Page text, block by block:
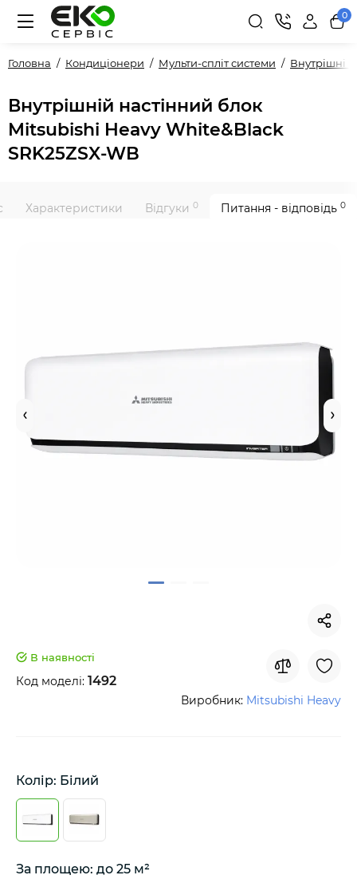
0
Головна Кондиціонери Мульти-спліт системи Внутрішні
Внутрішній настінний блок
Mitsubishi Heavy White&Black
SRK25ZSX-WB
Характеристики Відгуки 0 Питання - відповідь 0
В наявності
Код моделі: 1492
Виробник: Mitsubishi Heavy
Колір: Білий
За площею: до 25 м²